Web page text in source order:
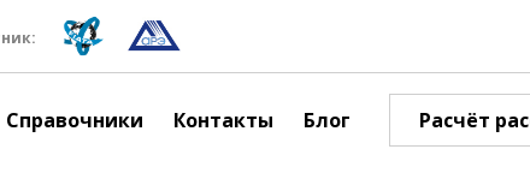
Справочники Контакты Блог Расчёт